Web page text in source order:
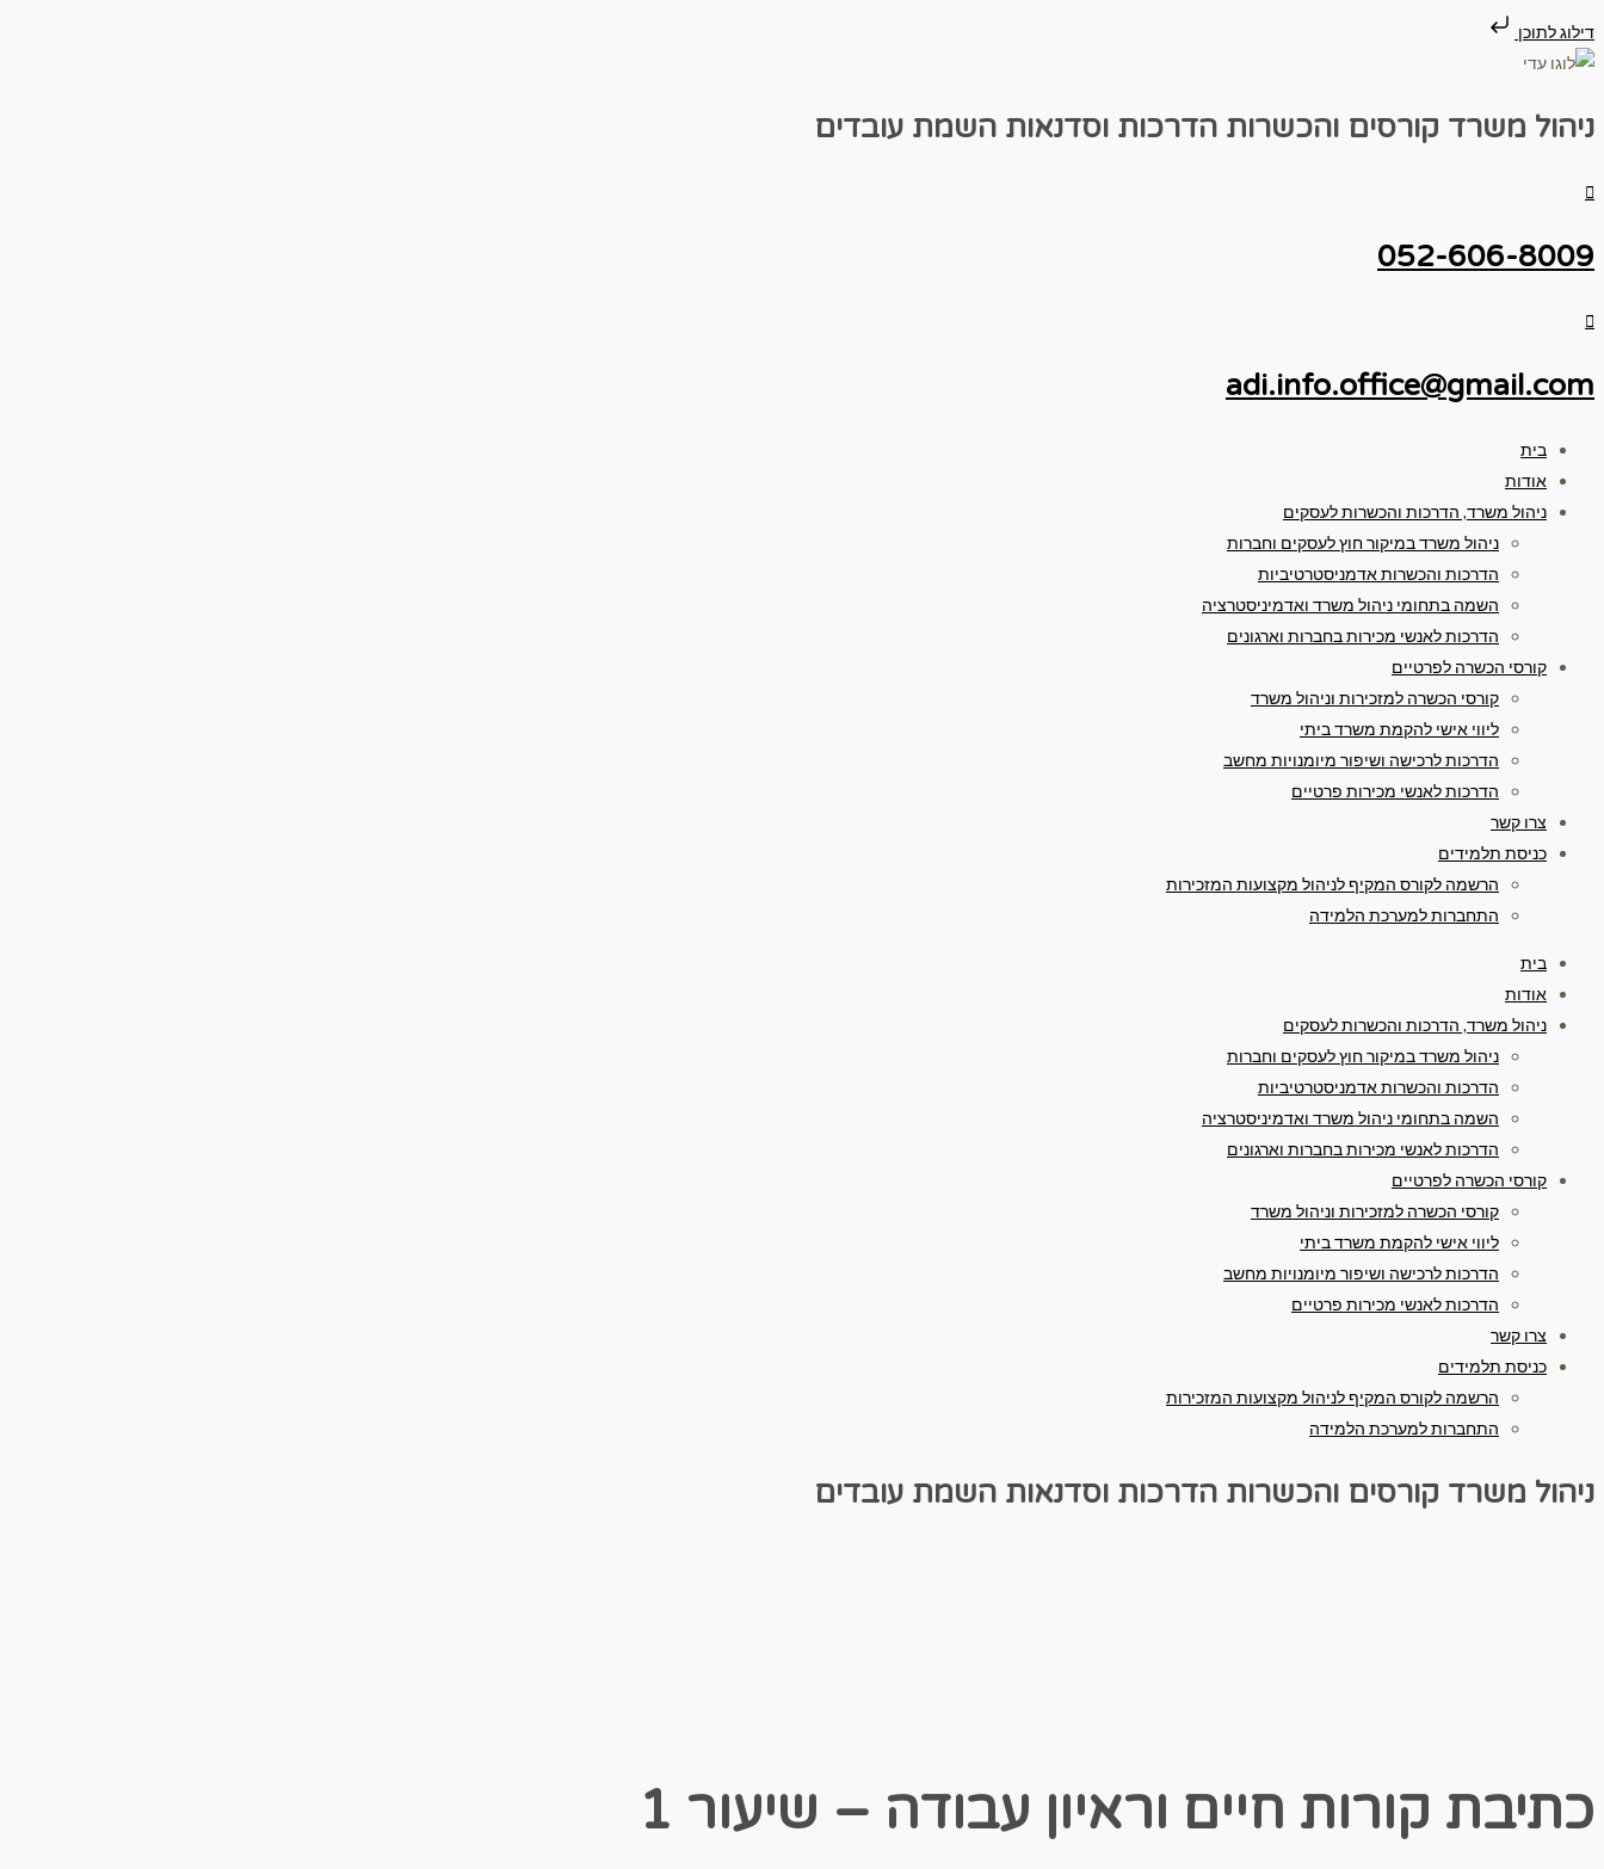
דילוג לתוכן
ניהול משרד קורסים והכשרות הדרכות וסדנאות השמת עובדים
052-606-8009
adi.info.office@gmail.com
בית
אודות
ניהול משרד, הדרכות והכשרות לעסקים
ניהול משרד במיקור חוץ לעסקים וחברות
הדרכות והכשרות אדמניסטרטיביות
השמה בתחומי ניהול משרד ואדמיניסטרציה
הדרכות לאנשי מכירות בחברות וארגונים
קורסי הכשרה לפרטיים
קורסי הכשרה למזכירות וניהול משרד
ליווי אישי להקמת משרד ביתי
הדרכות לרכישה ושיפור מיומנויות מחשב
הדרכות לאנשי מכירות פרטיים
צרו קשר
כניסת תלמידים
הרשמה לקורס המקיף לניהול מקצועות המזכירות
התחברות למערכת הלמידה
בית
אודות
ניהול משרד, הדרכות והכשרות לעסקים
ניהול משרד במיקור חוץ לעסקים וחברות
הדרכות והכשרות אדמניסטרטיביות
השמה בתחומי ניהול משרד ואדמיניסטרציה
הדרכות לאנשי מכירות בחברות וארגונים
קורסי הכשרה לפרטיים
קורסי הכשרה למזכירות וניהול משרד
ליווי אישי להקמת משרד ביתי
הדרכות לרכישה ושיפור מיומנויות מחשב
הדרכות לאנשי מכירות פרטיים
צרו קשר
כניסת תלמידים
הרשמה לקורס המקיף לניהול מקצועות המזכירות
התחברות למערכת הלמידה
ניהול משרד קורסים והכשרות הדרכות וסדנאות השמת עובדים
כתיבת קורות חיים וראיון עבודה – שיעור 1